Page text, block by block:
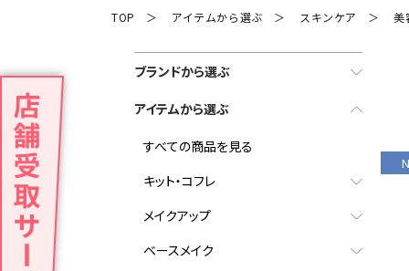
TOP ＞ アイテムから選ぶ ＞ スキンケア ＞ 美
ブランドから選ぶ
アイテムから選ぶ
すべての商品を見る
キット・コフレ
メイクアップ
ベースメイク